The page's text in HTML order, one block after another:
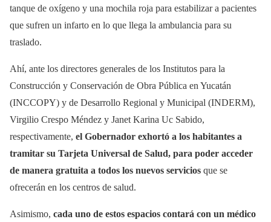
tanque de oxígeno y una mochila roja para estabilizar a pacientes
que sufren un infarto en lo que llega la ambulancia para su
traslado.
Ahí, ante los directores generales de los Institutos para la
Construcción y Conservación de Obra Pública en Yucatán
(INCCOPY) y de Desarrollo Regional y Municipal (INDERM),
Virgilio Crespo Méndez y Janet Karina Uc Sabido,
respectivamente, el Gobernador exhortó a los habitantes a
tramitar su Tarjeta Universal de Salud, para poder acceder
de manera gratuita a todos los nuevos servicios que se
ofrecerán en los centros de salud.
Asimismo, cada uno de estos espacios contará con un médico